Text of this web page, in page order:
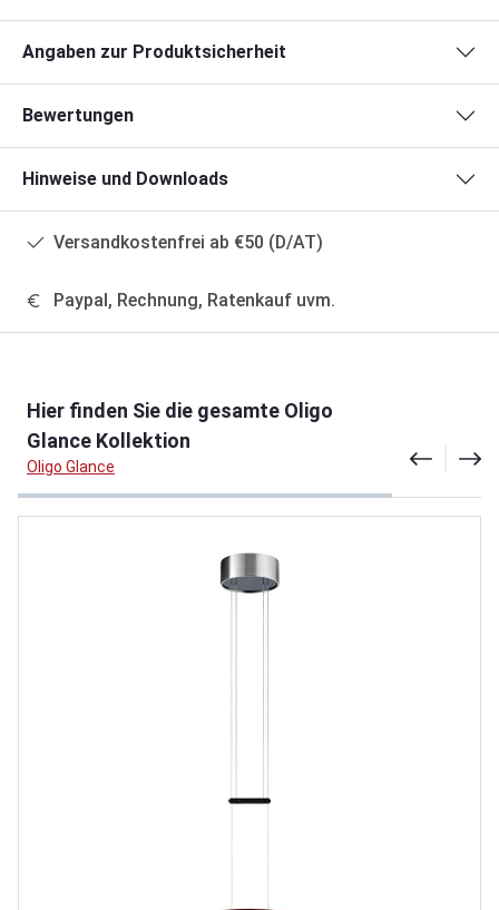
Angaben zur Produktsicherheit
Bewertungen
Hinweise und Downloads
Versandkostenfrei ab €50 (D/AT)
Paypal, Rechnung, Ratenkauf uvm.
Hier finden Sie die gesamte Oligo
Glance Kollektion
Oligo Glance